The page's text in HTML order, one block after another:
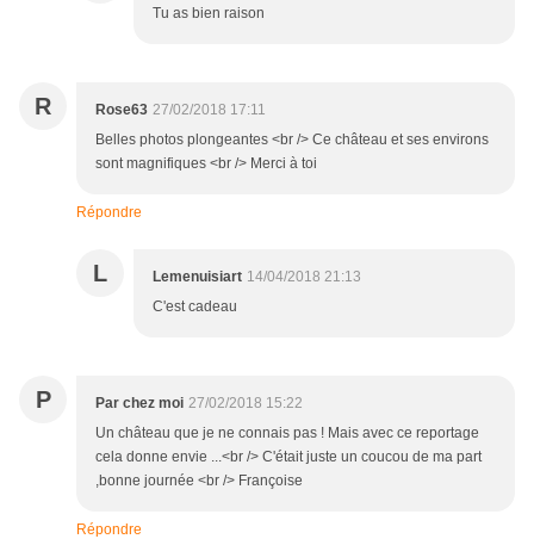
Tu as bien raison
R Rose63 27/02/2018 17:11
Belles photos plongeantes <br /> Ce château et ses environs
sont magnifiques <br /> Merci à toi
Répondre
L Lemenuisiart 14/04/2018 21:13
C'est cadeau
P Par chez moi 27/02/2018 15:22
Un château que je ne connais pas ! Mais avec ce reportage
cela donne envie ...<br /> C'était juste un coucou de ma part
,bonne journée <br /> Françoise
Répondre